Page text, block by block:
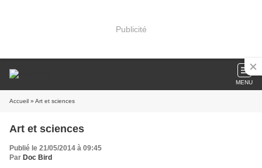
Publicité
MENU
Accueil » Art et sciences
Art et sciences
Publié le 21/05/2014 à 09:45
Par Doc Bird